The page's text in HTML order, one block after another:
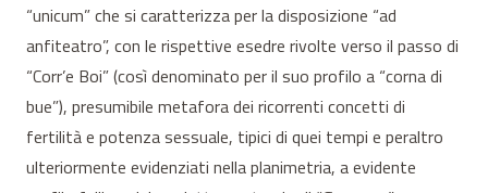
“unicum” che si caratterizza per la disposizione “ad
anfiteatro”, con le rispettive esedre rivolte verso il passo di
“Corr’e Boi” (così denominato per il suo profilo a “corna di
bue”), presumibile metafora dei ricorrenti concetti di
fertilità e potenza sessuale, tipici di quei tempi e peraltro
ulteriormente evidenziati nella planimetria, a evidente